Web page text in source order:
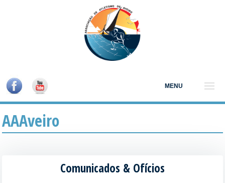
MENU
AAAveiro
Comunicados & Ofícios